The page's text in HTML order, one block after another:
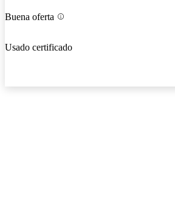
Buena oferta
Usado certificado